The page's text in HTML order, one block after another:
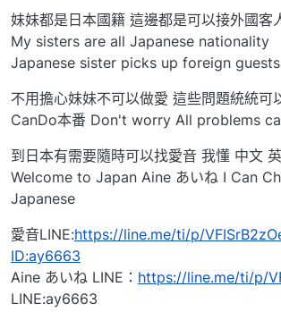
妹妹都是日本國籍 這邊都是可以接外國客
My sisters are all Japanese nationality
Japanese sister picks up foreign guests
不用擔心妹妹不可以做愛 這些問題統統可
CanDo本番 Don't worry All problems
到日本有需要隨時可以找愛音 我懂 中文
Welcome to Japan Aine あいね I Can
Japanese
愛音LINE:https://line.me/ti/p/
ID:ay6663
Aine あいね LINE： https://line.me/ti/p/
LINE:ay6663